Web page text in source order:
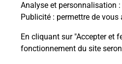
Analyse et personnalisation
Publicité : permettre de vous
En cliquant sur "Accepter et
fonctionnement du site
Itinéraire